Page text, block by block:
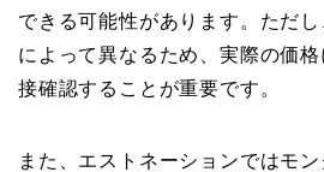
できる可能性があります。ただ
によって異なるため、実際の価
接確認することが重要です。
また、エストネーションではモ